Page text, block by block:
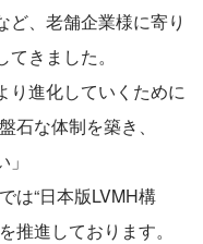
ど、老舗企業様に寄り
きました。
り進化していくために
石な体制を築き、
は“日本版LVMH構
推進しております。